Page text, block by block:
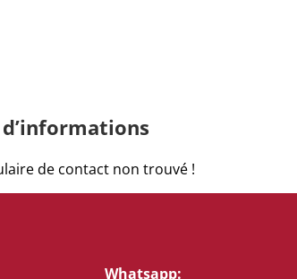
de contact non trouvé !
Whatsapp: